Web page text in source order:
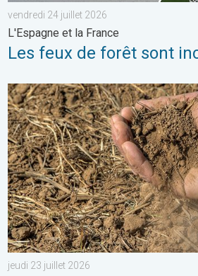
vendredi 24 juillet 2026
L'Espagne et la France
Les feux de forêt sont
La chaleur assèche les sols plus vite.
jeudi 23 juillet 2026